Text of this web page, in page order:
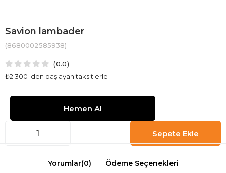
Savion lambader
(8680002585938)
0.0
₺2.300 'den başlayan taksitlerle
Yorumlar(0) Ödeme Seçenekleri